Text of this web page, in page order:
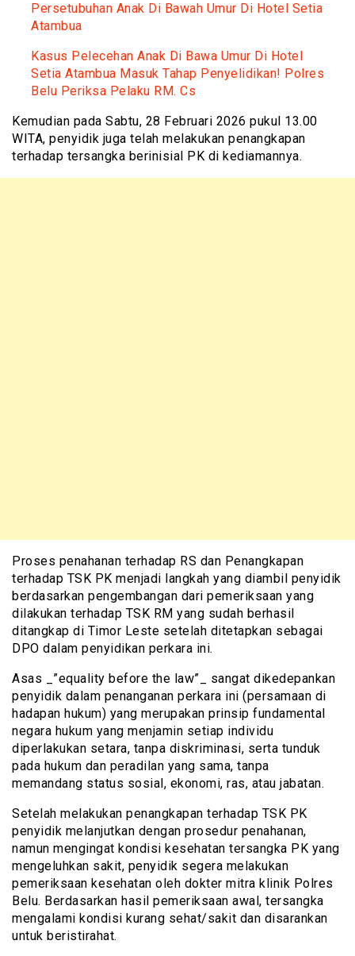
Persetubuhan Anak Di Bawah Umur Di Hotel Setia
Atambua
Kasus Pelecehan Anak Di Bawa Umur Di Hotel
Setia Atambua Masuk Tahap Penyelidikan! Polres
Belu Periksa Pelaku RM. Cs
Kemudian pada Sabtu, 28 Februari 2026 pukul 13.00
WITA, penyidik juga telah melakukan penangkapan
terhadap tersangka berinisial PK di kediamannya.
Proses penahanan terhadap RS dan Penangkapan
terhadap TSK PK menjadi langkah yang diambil penyidik
berdasarkan pengembangan dari pemeriksaan yang
dilakukan terhadap TSK RM yang sudah berhasil
ditangkap di Timor Leste setelah ditetapkan sebagai
DPO dalam penyidikan perkara ini.
Asas _”equality before the law”_ sangat dikedepankan
penyidik dalam penanganan perkara ini (persamaan di
hadapan hukum) yang merupakan prinsip fundamental
negara hukum yang menjamin setiap individu
diperlakukan setara, tanpa diskriminasi, serta tunduk
pada hukum dan peradilan yang sama, tanpa
memandang status sosial, ekonomi, ras, atau jabatan.
Setelah melakukan penangkapan terhadap TSK PK
penyidik melanjutkan dengan prosedur penahanan,
namun mengingat kondisi kesehatan tersangka PK yang
mengeluhkan sakit, penyidik segera melakukan
pemeriksaan kesehatan oleh dokter mitra klinik Polres
Belu. Berdasarkan hasil pemeriksaan awal, tersangka
mengalami kondisi kurang sehat/sakit dan disarankan
untuk beristirahat.